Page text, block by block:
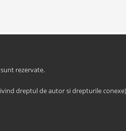
rezervate.
dreptul de autor si drepturile